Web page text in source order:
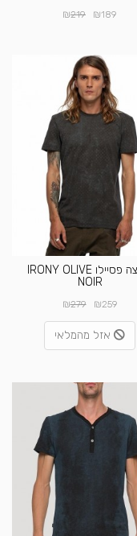
₪189
₪219
חולצה פסיילו IRONY OLIVE
NOIR
₪259
₪279
אזל מהמלאי